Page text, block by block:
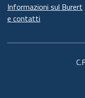
Informazioni sul Burert
e contatti